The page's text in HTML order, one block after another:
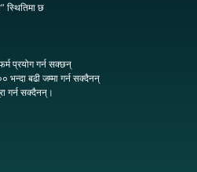
स्थितिमा छ
प्रयोग गर्न सक्छन्
बढी जम्मा गर्न सक्दैनन्
गर्न सक्दैनन्।